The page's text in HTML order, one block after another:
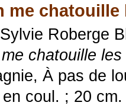
me chatouille
Roberge
chatouille
À pas de
coul. ; 20 cm.